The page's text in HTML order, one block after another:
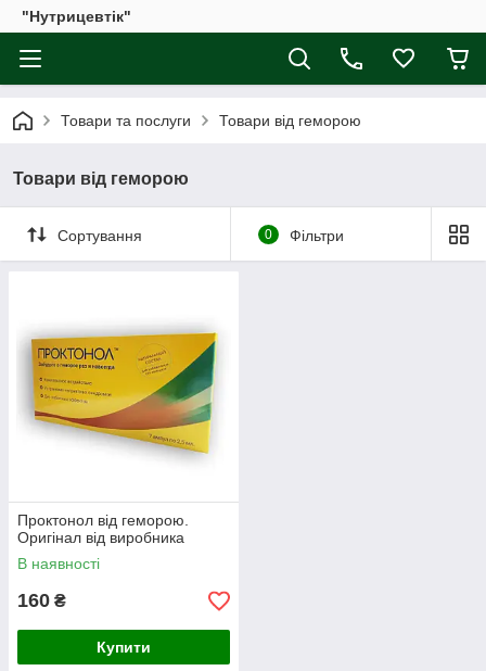
"Нутрицевтік"
Товари та послуги Товари від геморою
Товари від геморою
Сортування 0 Фільтри
Проктонол від геморою.
Оригінал від виробника
В наявності
160 ₴
Купити